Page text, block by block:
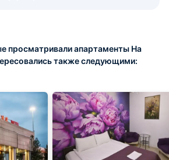
просматривали апартаменты На
также следующими: